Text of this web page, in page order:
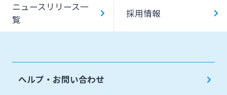
ニュースリリース一
覧
採用情報
ヘルプ・お問い合わせ